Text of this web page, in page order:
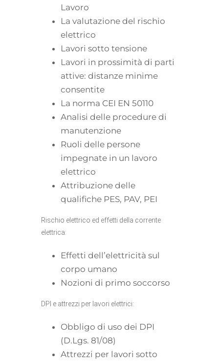
Lavoro
La valutazione del rischio
elettrico
Lavori sotto tensione
Lavori in prossimità di parti
attive: distanze minime
consentite
La norma CEI EN 50110
Analisi delle procedure di
manutenzione
Ruoli delle persone
impegnate in un lavoro
elettrico
Attribuzione delle
qualifiche PES, PAV, PEI
Rischio elettrico ed effetti della corrente
elettrica:
Effetti dell’elettricità sul
corpo umano
Nozioni di primo soccorso
DPI e attrezzi per lavori elettrici:
Obbligo di uso dei DPI
(D.Lgs. 81/08)
Attrezzi per lavori sotto